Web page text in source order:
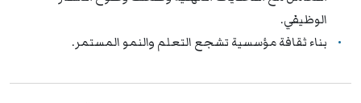
الوظيفي.
بناء ثقافة مؤسسية تشجع التعلم والنمو المستمر.